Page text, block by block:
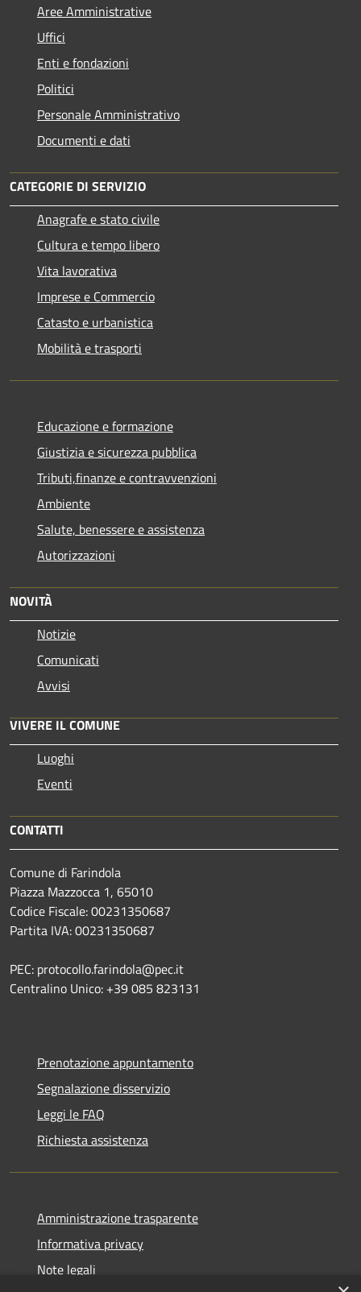
Aree Amministrative
Uffici
Enti e fondazioni
Politici
Personale Amministrativo
Documenti e dati
CATEGORIE DI SERVIZIO
Anagrafe e stato civile
Cultura e tempo libero
Vita lavorativa
Imprese e Commercio
Catasto e urbanistica
Mobilità e trasporti
Educazione e formazione
Giustizia e sicurezza pubblica
Tributi,finanze e contravvenzioni
Ambiente
Salute, benessere e assistenza
Autorizzazioni
NOVITÀ
Notizie
Comunicati
Avvisi
VIVERE IL COMUNE
Luoghi
Eventi
CONTATTI
Comune di Farindola
Piazza Mazzocca 1, 65010
Codice Fiscale: 00231350687
Partita IVA: 00231350687
PEC: protocollo.farindola@pec.it
Centralino Unico: +39 085 823131
Prenotazione appuntamento
Segnalazione disservizio
Leggi le FAQ
Richiesta assistenza
Amministrazione trasparente
Informativa privacy
Note legali